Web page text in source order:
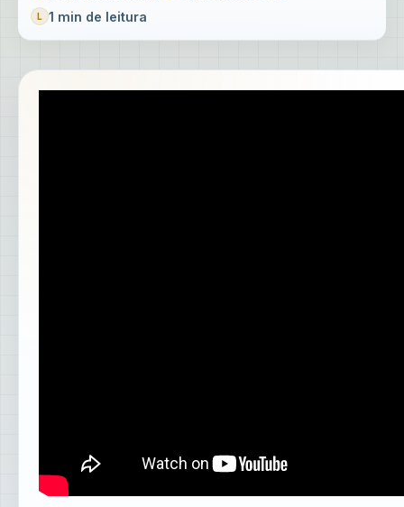
1 min de leitura